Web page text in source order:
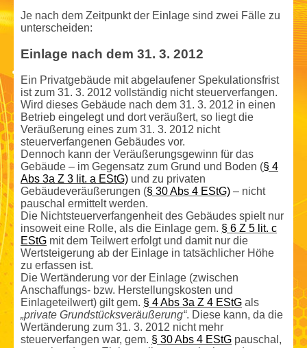
Je nach dem Zeitpunkt der Einlage sind zwei Fälle zu
unterscheiden:
Einlage nach dem 31. 3. 2012
Ein Privatgebäude mit abgelaufener Spekulationsfrist
ist zum 31. 3. 2012 vollständig nicht steuerverfangen.
Wird dieses Gebäude nach dem 31. 3. 2012 in einen
Betrieb eingelegt und dort veräußert, so liegt die
Veräußerung eines zum 31. 3. 2012 nicht
steuerverfangenen Gebäudes vor.
Dennoch kann der Veräußerungs­gewinn für das
Gebäude – im Gegensatz zum Grund und Boden (§ 4
Abs 3a Z 3 lit. a EStG) und zu privaten
Gebäudeveräußerungen (§ 30 Abs 4 EStG) – nicht
pauschal ermittelt werden.
Die Nicht­steuerverfangenheit des Gebäudes spielt nur
insoweit eine Rolle, als die Einlage gem. § 6 Z 5 lit. c
EStG mit dem Teilwert erfolgt und damit nur die
Wertsteigerung ab der Einlage in tatsächlicher Höhe
zu erfassen ist.
Die Wertänderung vor der Einlage (zwischen
Anschaffungs- bzw. Herstellungs­kosten und
Einlageteil­wert) gilt gem. § 4 Abs 3a Z 4 EStG als
„private Grundstücksveräußerung“. Diese kann, da die
Wertänderung zum 31. 3. 2012 nicht mehr
steuerverfangen war, gem. § 30 Abs 4 EStG pauschal,